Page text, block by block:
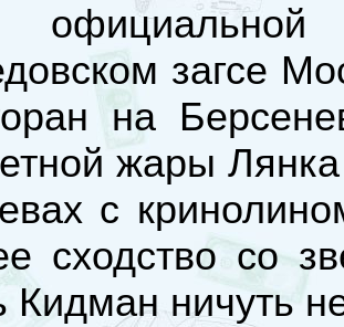
загсе
на
жары
с
сходство со
Кидман ничуть